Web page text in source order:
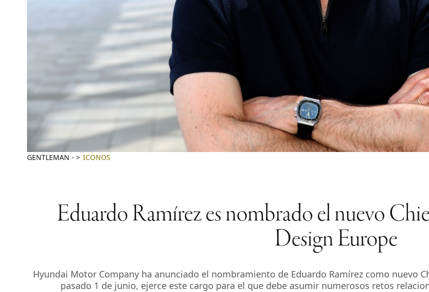
GENTLEMAN - ICONOS
Eduardo Ramírez es nombrado el nuevo
Design Europe
Hyundai Motor Company ha anunciado el nombramiento de Eduardo Ramírez como nuevo
pasado 1 de junio, ejerce este cargo para el que debe asumir numerosos retos